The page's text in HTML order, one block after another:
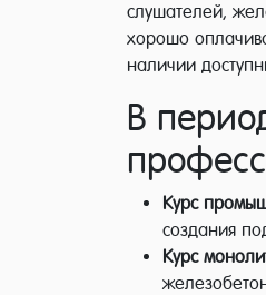
слушателей,
хорошо
наличии
В
Курс
создания
Курс